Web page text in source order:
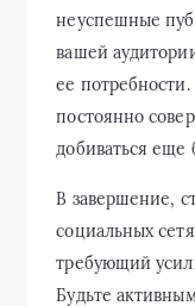
неуспешные
вашей
ее
постоянно
добиваться еще
В завершение,
социальных
требующий
Будьте